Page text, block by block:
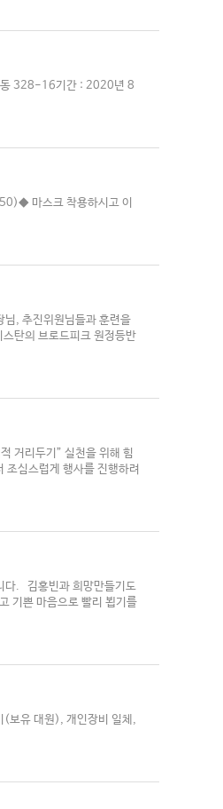
동 328-16기간 : 2020년 8
마스크 착용하시고 이
님, 추진위원님들과 훈련을
탄의 브로드피크 원정등반
거리두기” 실천을 위해 힘
심스럽게 행사를 진행하려
다. 김홍빈과 희망만들기도
기쁜 마음으로 빨리 뵙기를
보유 대원), 개인장비 일체,